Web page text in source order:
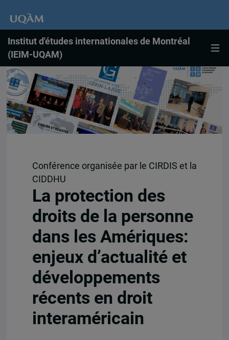
Institut d'études internationales de Montréal
(IEIM-UQAM)
Conférence organisée par le CIRDIS et la
CIDDHU
La protection des
droits de la personne
dans les Amériques:
enjeux d’actualité et
développements
récents en droit
interaméricain